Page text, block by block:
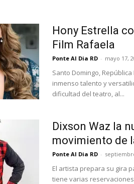
Hony Estrella
Film Rafaela
Ponte Al Dia RD - mayo 17,
Santo Domingo,
inmenso talento y
dificultad del teatro, al...
Dixson Waz la
movimiento de
Ponte Al Dia RD -
El artista prepara su gira
tiene varias